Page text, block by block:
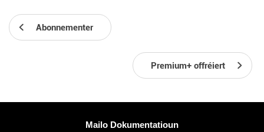
Abonnementer
Premium+ offréiert
Méi InformatiounenMailo Dokumentatioun